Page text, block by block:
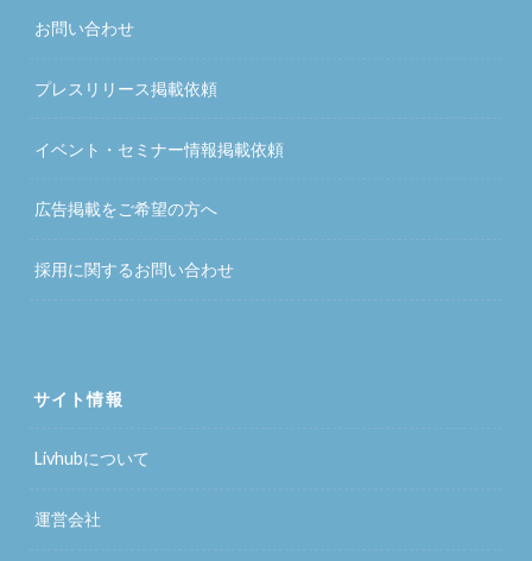
お問い合わせ
プレスリリース掲載依頼
イベント・セミナー情報掲載依頼
広告掲載をご希望の方へ
採用に関するお問い合わせ
サイト情報
Livhubについて
運営会社